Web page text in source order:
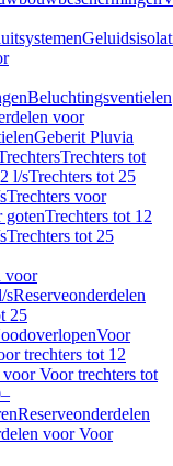
Beluchtingsventielen
voor
Geberit Pluvia
Trechters tot
l/sTrechters tot 25
Trechters voor
gotenTrechters tot 12
Trechters tot 25
voor
sReserveonderdelen
25
Voor
trechters tot 12
Voor trechters tot
Reserveonderdelen
voor Voor